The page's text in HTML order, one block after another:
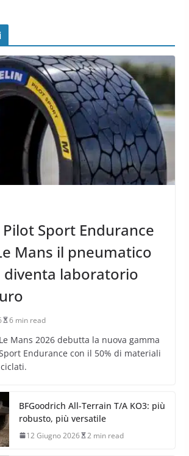
Sport Endurance
Mans il pneumatico
diventa laboratorio
6 min read
Mans 2026 debutta la nuova gamma
Endurance con il 50% di materiali
BFGoodrich All-Terrain T/A KO3: più
robusto, più versatile
12 Giugno 2026 2 min read